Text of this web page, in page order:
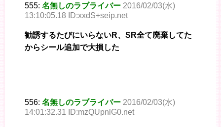
555: 名無しのラブライバー 2016/02/03(水)
13:10:05.18 ID:xxdS+seip.net
勧誘するたびにいらないR、SR全て廃棄してた
からシール追加で大損した
556: 名無しのラブライバー 2016/02/03(水)
14:01:32.31 ID:mzQUpnlG0.net